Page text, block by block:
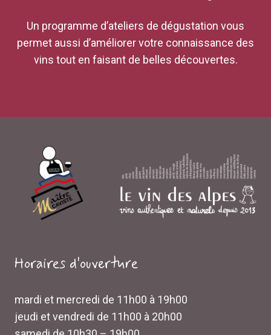
Un programme d’ateliers de dégustation vous
permet aussi d’améliorer votre connaissance des
vins tout en faisant de belles découvertes.
Horaires d'ouverture
mardi et mercredi de 11h00 à 19h00
jeudi et vendredi de 11h00 à 20h00